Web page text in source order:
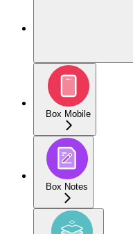
Box Mobile
Box Notes